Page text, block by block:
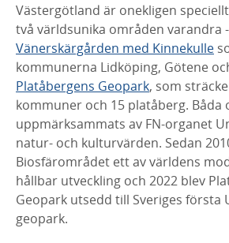
Västergötland är onekligen
två världsunika områden varandra -
Vänerskärgården med Kinnekulle
kommunerna Lidköping, Götene
Platåbergens Geopark, som
kommuner och 15 platåberg. Båda
uppmärksammats av FN-organet
natur- och kulturvärden. Sedan
Biosfärområdet ett av världens
hållbar utveckling och 2022 blev
Geopark utsedd till Sveriges första
geopark.